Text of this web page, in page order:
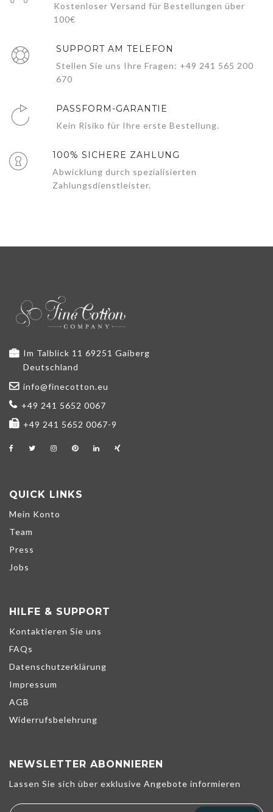
Kostenloser Versand für Bestellungen über
100€
SUPPORT AM TELEFON
Stellen Sie uns Ihre Fragen: +49 241 565 200
670
PASSFORM-GARANTIE
Kein Risiko für Ihre erste Bestellung.
100% SICHERE ZAHLUNG
Abwicklung durch spezialisierten
Zahlungsdienstleister.
Im Talblick 11 69251 Gaiberg
Deutschland
info@finecotton.eu
+49 241 5652 0067
+49 241 5652 0067-9
QUICK LINKS
Mein Konto
Team
Press
Jobs
HILFE & SUPPORT
Kontaktieren Sie uns
FAQs
Datenschutzerklärung
Impressum
AGB
Widerrufsbelehrung
NEWSLETTER ABONNIEREN
Lassen Sie sich über exklusive Angebote informieren
Wir verwenden Cookies, um unsere Dienste zu verbessern,
persönliche Angebote zu unterbreiten und Ihr Erlebnis zu
optimieren. Wenn Sie die unten aufgeführten optionalen Cookies